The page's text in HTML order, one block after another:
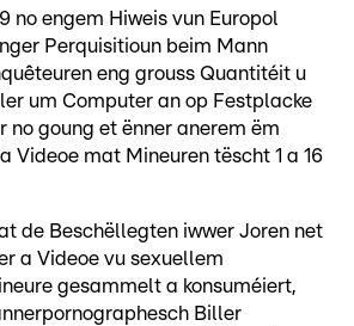
no engem Hiweis vun Europol
Perquisitioun beim Mann
eng grouss Quantitéit u
um Computer an op Festplacke
no goung et ënner anerem ëm
Videoe mat Mineuren tëscht 1 a 16
de Beschëllegten iwwer Joren net
a Videoe vu sexuellem
gesammelt a konsuméiert,
Biller